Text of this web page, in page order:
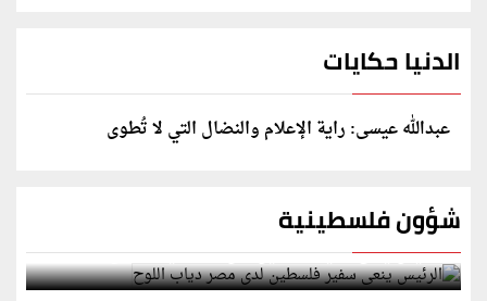
الدنيا حكايات
عبدالله عيسى: راية الإعلام والنضال التي لا تُطوى
شؤون فلسطينية
الرئيس ينعى سفير فلسطين لدى مصر دياب اللوح